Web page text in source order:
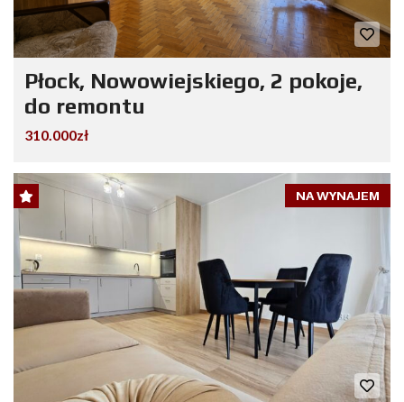
Płock, Nowowiejskiego, 2 pokoje,
do remontu
310.000zł
NA WYNAJEM